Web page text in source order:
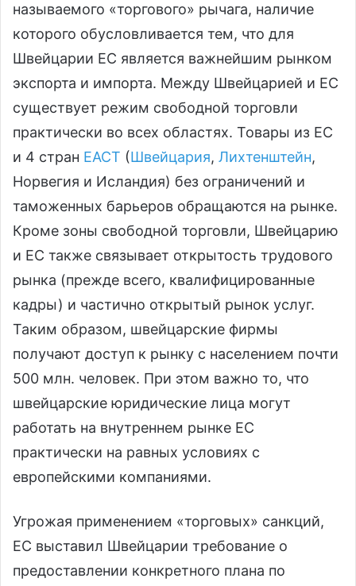
называемого «торгового» рычага, наличие
которого обусловливается тем, что для
Швейцарии ЕС является важнейшим рынком
экспорта и импорта. Между Швейцарией и ЕС
существует режим свободной торговли
практически во всех областях. Товары из ЕС
и 4 стран ЕАСТ (Швейцария, Лихтенштейн,
Норвегия и Исландия) без ограничений и
таможенных барьеров обращаются на рынке.
Кроме зоны свободной торговли, Швейцарию
и ЕС также связывает открытость трудового
рынка (прежде всего, квалифицированные
кадры) и частично открытый рынок услуг.
Таким образом, швейцарские фирмы
получают доступ к рынку с населением почти
500 млн. человек. При этом важно то, что
швейцарские юридические лица могут
работать на внутреннем рынке ЕС
практически на равных условиях с
европейскими компаниями.
Угрожая применением «торговых» санкций,
ЕС выставил Швейцарии требование о
предоставлении конкретного плана по